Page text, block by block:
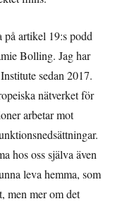
artikel 19:s podd
Bolling. Jag har
sedan 2017.
nätverket för
arbetar mot
hos oss själva även
leva hemma, som
men mer om det